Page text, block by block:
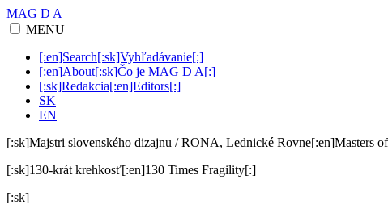
MAG D A
MENU
[:en]Search[:sk]Vyhľadávanie[:]
[:en]About[:sk]Čo je MAG D A[:]
[:sk]Redakcia[:en]Editors[:]
SK
EN
[:sk]Majstri slovenského dizajnu / RONA, Lednické Rovne[:en]Masters
[:sk]130-krát krehkosť[:en]130 Times Fragility[:]
[:sk]